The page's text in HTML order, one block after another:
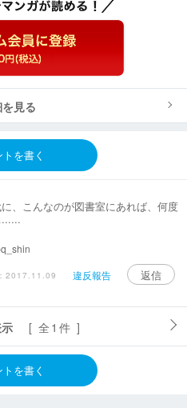
見る
を書く
、こんなのが図書室にあれば、何度
......
2017.11.09 違反報告 返信
[ 全1件 ]
を書く